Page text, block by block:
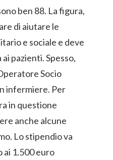
ben 88. La figura,
di aiutare le
e sociale e deve
pazienti. Spesso,
Socio
infermiere. Per
in questione
anche alcune
Lo stipendio va
ai 1.500 euro